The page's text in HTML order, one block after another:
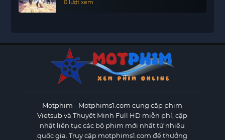
0 lượt xem
Motphim - Motphims1.com cung cấp phim
Vietsub và Thuyết Minh Full HD miễn phí, cập
nhật liên tục các bộ phim mới nhất từ nhiều
quốc gia. Truy cập motphims1.com để thưởng